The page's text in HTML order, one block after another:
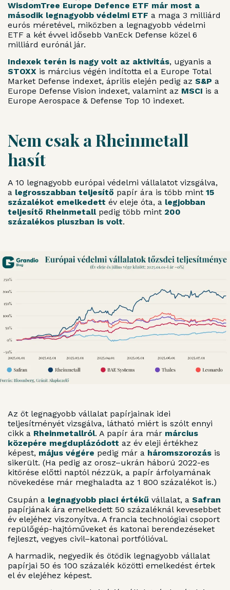
WisdomTree Europe Defence ETF már most a
második legnagyobb védelmi ETF a maga 3 milliárd
eurós méretével, miközben a legnagyobb védelmi
ETF a két évvel idősebb VanEck Defense közel 6
milliárd eurónál jár.
Indexek terén is nagy volt az aktivitás, ugyanis a
STOXX is március végén indította el a Europe Total
Market Defense indexet, április elején pedig az S&P a
Europe Defense Vision indexet, valamint az MSCI is a
Europe Aerospace & Defense Top 10 indexet.
Nem csak a Rheinmetall
hasít
A 10 legnagyobb európai védelmi vállalatot vizsgálva,
a legrosszabban teljesítő papír ára is több mint 15
százalékot emelkedett év eleje óta, a legjobban
teljesítő Rheinmetall pedig több mint 200
százalékos pluszban is volt.
Az öt legnagyobb vállalat papírjainak idei
teljesítményét vizsgálva, látható miért is szólt ennyi
cikk a Rheinmetallról. A papír ára már március
közepére megduplázódott az év eleji értékhez
képest, május végére pedig már a háromszorozás is
sikerült. (Ha pedig az orosz–ukrán háború 2022-es
kitörése előtti naptól nézzük, a papír árfolyamának
növekedése már meghaladta az 1 800 százalékot is.)
Csupán a legnagyobb piaci értékű vállalat, a Safran
papírjának ára emelkedett 50 százaléknál kevesebbet
év elejéhez viszonyítva. A francia technológiai csoport
repülőgép-hajtóműveket és katonai berendezéseket
fejleszt, vegyes civil–katonai portfólióval.
A harmadik, negyedik és ötödik legnagyobb vállalat
papírjai 50 és 100 százalék közötti emelkedést értek
el év elejéhez képest.